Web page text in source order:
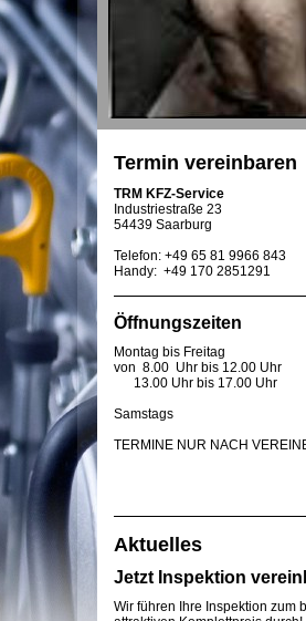
Termin vereinbaren
TRM KFZ-Service
Industriestraße 23
54439 Saarburg
Telefon: +49 65 81 9966 843
Handy: +49 170 2851291
Öffnungszeiten
Montag bis Freitag
von 8.00 Uhr bis 12.00 Uhr
13.00 Uhr bis 17.00 Uhr
Samstags
TERMINE NUR NACH
Aktuelles
Jetzt Inspektion
Wir führen Ihre Inspektion zum